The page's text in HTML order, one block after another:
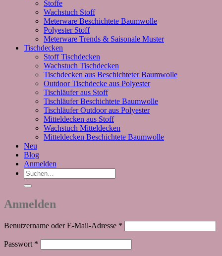
Stoffe
Wachstuch Stoff
Meterware Beschichtete Baumwolle
Polyester Stoff
Meterware Trends & Saisonale Muster
Tischdecken
Stoff Tischdecken
Wachstuch Tischdecken
Tischdecken aus Beschichteter Baumwolle
Outdoor Tischdecke aus Polyester
Tischläufer aus Stoff
Tischläufer Beschichtete Baumwolle
Tischläufer Outdoor aus Polyester
Mitteldecken aus Stoff
Wachstuch Mitteldecken
Mitteldecken Beschichtete Baumwolle
Neu
Blog
Anmelden
Suchen
nach:
Anmelden
Benutzername oder E-Mail-Adresse *
Passwort *